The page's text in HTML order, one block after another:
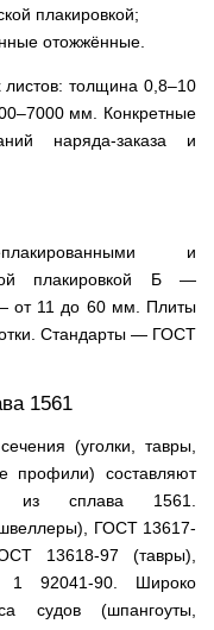
плакировкой;
отожжённые.
толщина 0,8–10
мм. Конкретные
наряда-заказа и
и
плакировкой Б —
от 11 до 60 мм. Плиты
Стандарты — ГОСТ
1561
(уголки, тавры,
профили) составляют
из сплава 1561.
ГОСТ 13617-
13618-97 (тавры),
92041-90. Широко
судов (шпангоуты,